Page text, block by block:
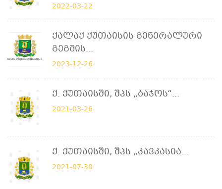
2022-03-22
Ქალაქ Ქუთაისის Გენერალური
Გეგმის...
2023-12-26
Ქ. Ქუთაისში, Შპს „ბაჯოს“...
2021-03-26
Ქ. Ქუთაისში, Შპს „კავკასია...
2021-07-30